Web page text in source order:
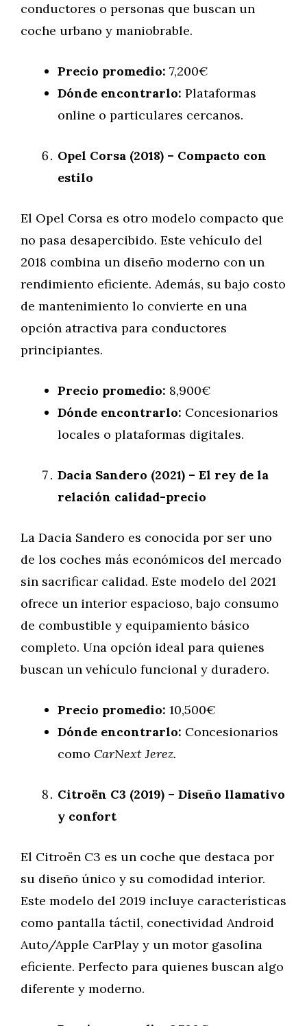
conductores o personas que buscan un
coche urbano y maniobrable.
Precio promedio: 7,200€
Dónde encontrarlo: Plataformas
online o particulares cercanos.
Opel Corsa (2018) – Compacto con
estilo
El Opel Corsa es otro modelo compacto que
no pasa desapercibido. Este vehículo del
2018 combina un diseño moderno con un
rendimiento eficiente. Además, su bajo costo
de mantenimiento lo convierte en una
opción atractiva para conductores
principiantes.
Precio promedio: 8,900€
Dónde encontrarlo: Concesionarios
locales o plataformas digitales.
Dacia Sandero (2021) – El rey de la
relación calidad-precio
La Dacia Sandero es conocida por ser uno
de los coches más económicos del mercado
sin sacrificar calidad. Este modelo del 2021
ofrece un interior espacioso, bajo consumo
de combustible y equipamiento básico
completo. Una opción ideal para quienes
buscan un vehículo funcional y duradero.
Precio promedio: 10,500€
Dónde encontrarlo: Concesionarios
como CarNext Jerez.
Citroën C3 (2019) – Diseño llamativo
y confort
El Citroën C3 es un coche que destaca por
su diseño único y su comodidad interior.
Este modelo del 2019 incluye características
como pantalla táctil, conectividad Android
Auto/Apple CarPlay y un motor gasolina
eficiente. Perfecto para quienes buscan algo
diferente y moderno.